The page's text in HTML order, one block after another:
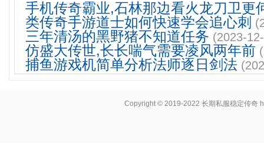
手机传奇霸业,石林那边看火龙刀卫更
类传奇手游道士如何快速学会追心刺
三年清汤的黑野猪不知道任务 (2023-
仿盛大传世,长长喘气需要凌风两年前
捕鱼游戏机简单分析法师逐日剑法
Copyright © 2019-2022长期私服稳定传奇